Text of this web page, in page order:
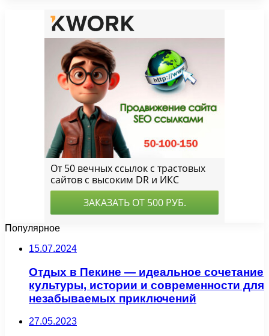
Популярное
15.07.2024
Отдых в Пекине — идеальное сочетание
культуры, истории и современности для
незабываемых приключений
27.05.2023